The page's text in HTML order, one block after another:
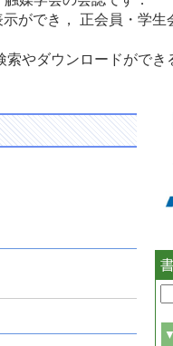
ができ， 正会員・学
やダウンロードができ